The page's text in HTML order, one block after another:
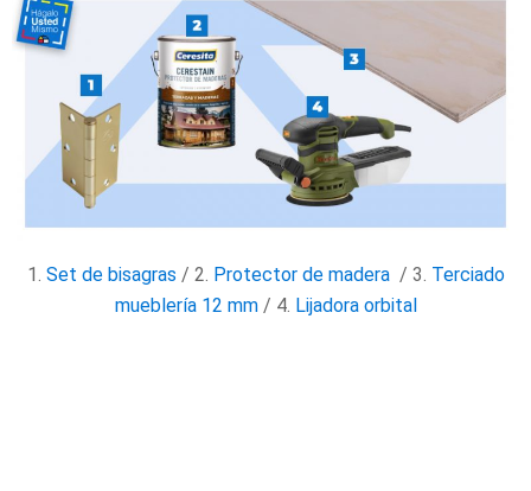
1. Set de bisagras / 2. Protector de madera / 3. Terciado
mueblería 12 mm/ 4. Lijadora orbital